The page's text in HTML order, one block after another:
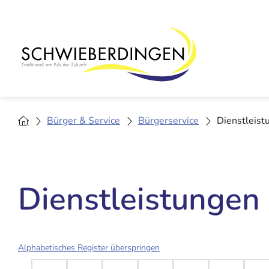
Bürger & Service Bürgerservice
Dienstleistungen
Alphabetisches Register überspringen